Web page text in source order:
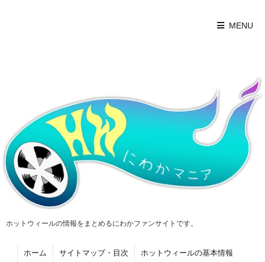
MENU
ホットウィールの情報をまとめるにわかファンサイトです。
ホーム サイトマップ・目次
ホットウィールの基本情報